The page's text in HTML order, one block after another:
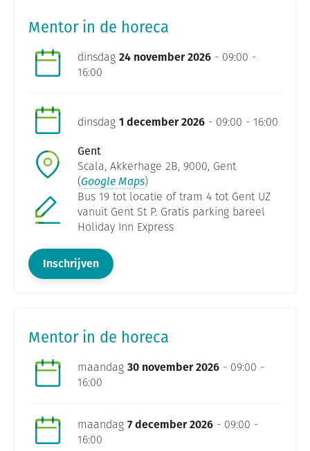
Mentor in de horeca
dinsdag 24 november 2026 - 09:00 -
16:00
dinsdag 1 december 2026 - 09:00 - 16:00
Gent
Scala, Akkerhage 2B, 9000, Gent
(Google Maps)
Bus 19 tot locatie of tram 4 tot Gent UZ
vanuit Gent St P. Gratis parking bareel
Holiday Inn Express
Inschrijven
Mentor in de horeca
maandag 30 november 2026 - 09:00 -
16:00
maandag 7 december 2026 - 09:00 -
16:00